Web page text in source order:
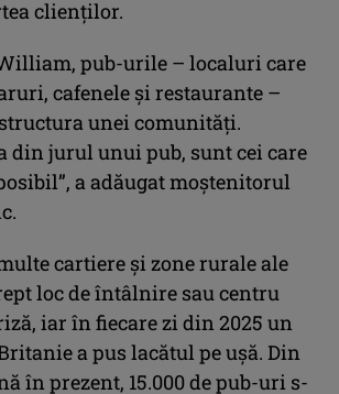
clienţilor.
pub-urile – localuri care
cafenele şi restaurante –
unei comunităţi.
din jurul unui pub, sunt cei care
a adăugat moştenitorul
cartiere şi zone rurale ale
loc de întâlnire sau centru
iar în fiecare zi din 2025 un
a pus lacătul pe uşă. Din
în prezent, 15.000 de pub-uri s-